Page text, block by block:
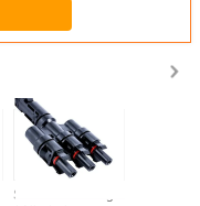
Solarverbindungsstück